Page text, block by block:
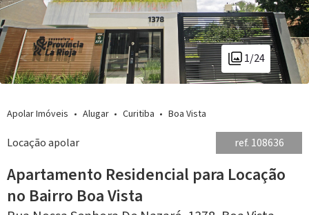
1/24
Apolar Imóveis Alugar Curitiba Boa Vista
Locação apolar ref. 108636
Apartamento Residencial para Locação
no Bairro Boa Vista